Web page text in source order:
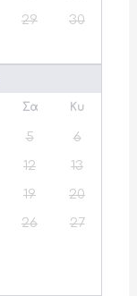
29
30
Σα Κυ
5
6
12
13
19
20
26
27